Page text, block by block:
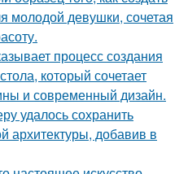
молодой девушки, сочетая
процесс создания
который сочетает
и современный дизайн.
удалось сохранить
архитектуры, добавив в